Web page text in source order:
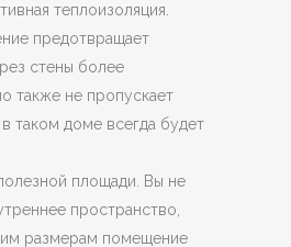
теплоизоляция.
предотвращает
стены более
также не пропускает
таком доме всегда будет
площади. Вы не
пространство,
размерам помещение